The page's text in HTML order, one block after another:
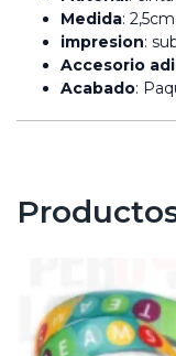
Medida:
impresion:
Accesorio
Acabado: